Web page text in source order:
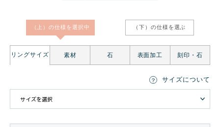
（上）の仕様を選択中 （下）の仕様を選ぶ
リングサイズ 素材 石 表面加工 刻印・石
サイズについて